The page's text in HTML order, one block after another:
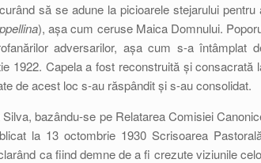
să se adune la picioarele stejarului pentru
), așa cum ceruse Maica Domnului.
adversarilor, așa cum s-a întâmplat
1922. Capela a fost reconstruită și consacrată
de acest loc s-au răspândit și s-au consolidat.
bazându-se pe Relatarea Comisiei
la 13 octombrie 1930 Scrisoarea
ca fiind demne de a fi crezute viziunile